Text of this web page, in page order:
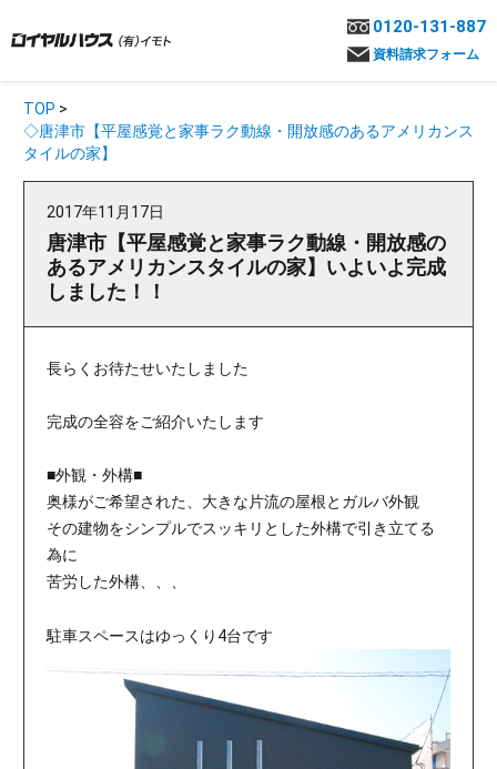
0120-131-887
資料請求フォーム
TOP >
◇唐津市【平屋感覚と家事ラク動線・開放感のあるアメリカンス
タイルの家】
2017年11月17日
唐津市【平屋感覚と家事ラク動線・開放感の
あるアメリカンスタイルの家】いよいよ完成
しました！！
長らくお待たせいたしました
完成の全容をご紹介いたします
■外観・外構■
奥様がご希望された、大きな片流の屋根とガルバ外観
その建物をシンプルでスッキリとした外構で引き立てる
為に
苦労した外構、、、
駐車スペースはゆっくり4台です